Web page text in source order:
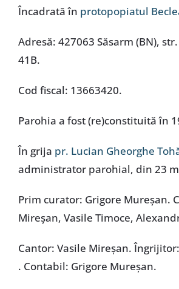
Încadrată în protopopiatul
Adresă: 427063 Săsarm (BN),
41B.
Cod fiscal: 13663420.
Parohia a fost (re)constituită în
În grija pr. Lucian Gheorghe
administrator parohial, din 23
Prim curator: Grigore Mureșan.
Mireșan, Vasile Timoce,
Cantor: Vasile Mireșan.
. Contabil: Grigore Mureșan.